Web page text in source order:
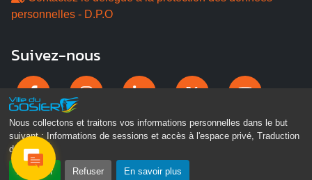
Nous collectons et traitons vos informations personnelles dans le but
suivant :
Informations de sessions et accès à l'espace privé, Traduction
des pages .
Accepter Refuser En savoir plus
personnelles - D.P.O
Suivez-nous